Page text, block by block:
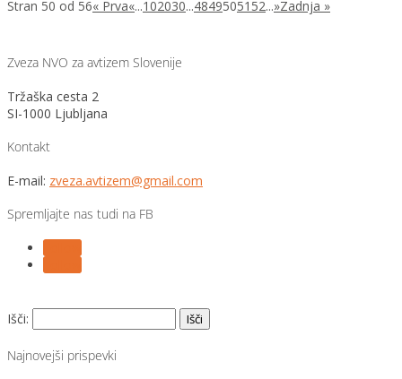
Stran 50 od 56« Prva«...102030...48495051 52...»Zadnja »
Zveza NVO za avtizem Slovenije
Tržaška cesta 2
SI-1000 Ljubljana
Kontakt
E-mail: zveza.avtizem@gmail.com
Spremljajte nas tudi na FB
Išči:
Najnovejši prispevki